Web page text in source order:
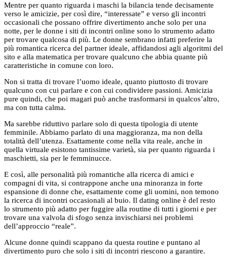
Mentre per quanto riguarda i maschi la bilancia tende decisamente
verso le amicizie, per così dire, “interessate” e verso gli incontri
occasionali che possano offrire divertimento anche solo per una
notte, per le donne i siti di incontri online sono lo strumento adatto
per trovare qualcosa di più. Le donne sembrano infatti preferire la
più romantica ricerca del partner ideale, affidandosi agli algoritmi del
sito e alla matematica per trovare qualcuno che abbia quante più
caratteristiche in comune con loro.
Non si tratta di trovare l’uomo ideale, quanto piuttosto di trovare
qualcuno con cui parlare e con cui condividere passioni. Amicizia
pure quindi, che poi magari può anche trasformarsi in qualcos’altro,
ma con tutta calma.
Ma sarebbe riduttivo parlare solo di questa tipologia di utente
femminile. Abbiamo parlato di una maggioranza, ma non della
totalità dell’utenza. Esattamente come nella vita reale, anche in
quella virtuale esistono tantissime varietà, sia per quanto riguarda i
maschietti, sia per le femminucce.
E così, alle personalità più romantiche alla ricerca di amici e
compagni di vita, si contrappone anche una minoranza in forte
espansione di donne che, esattamente come gli uomini, non temono
la ricerca di incontri occasionali al buio. Il dating online è del resto
lo strumento più adatto per fuggire alla routine di tutti i giorni e per
trovare una valvola di sfogo senza invischiarsi nei problemi
dell’approccio “reale”.
Alcune donne quindi scappano da questa routine e puntano al
divertimento puro che solo i siti di incontri riescono a garantire.